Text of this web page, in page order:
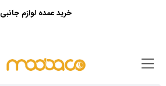
خرید عمده لوازم جانبی